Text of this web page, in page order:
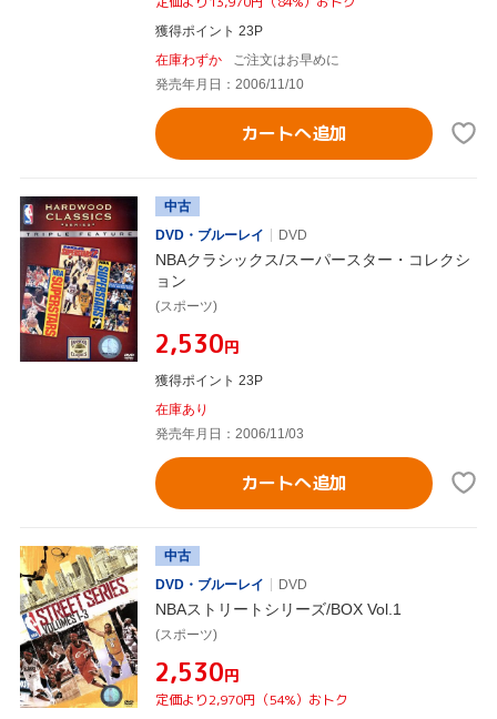
獲得ポイント 23P
在庫わずか
ご注文はお早めに
発売年月日：2006/11/10
カートへ追加
中古
DVD・ブルーレイ
DVD
NBAクラシックス/スーパースター・コレクシ
ョン
(スポーツ)
¥2,530円
獲得ポイント 23P
在庫あり
発売年月日：2006/11/03
カートへ追加
中古
DVD・ブルーレイ
DVD
NBAストリートシリーズ/BOX Vol.1
(スポーツ)
¥2,530円
定価より2,970円（54%）おトク